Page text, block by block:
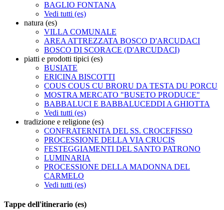
BAGLIO FONTANA
Vedi tutti (es)
natura (es)
VILLA COMUNALE
AREA ATTREZZATA BOSCO D'ARCUDACI
BOSCO DI SCORACE (D'ARCUDACI)
piatti e prodotti tipici (es)
BUSIATE
ERICINA BISCOTTI
COUS COUS CU BRORU DA TESTA DU PORCU
MOSTRA MERCATO "BUSETO PRODUCE"
BABBALUCI E BABBALUCEDDI A GHIOTTA
Vedi tutti (es)
tradizione e religione (es)
CONFRATERNITA DEL SS. CROCEFISSO
PROCESSIONE DELLA VIA CRUCIS
FESTEGGIAMENTI DEL SANTO PATRONO
LUMINARIA
PROCESSIONE DELLA MADONNA DEL
CARMELO
Vedi tutti (es)
Tappe dell'itinerario (es)